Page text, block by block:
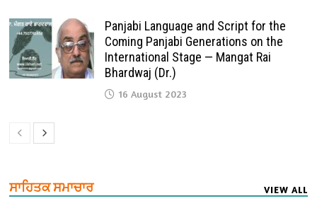
Panjabi Language and Script for the
Coming Panjabi Generations on the
International Stage — Mangat Rai
Bhardwaj (Dr.)
16 August 2023
ਸਾਹਿਤਕ ਸਮਾਚਾਰ VIEW ALL